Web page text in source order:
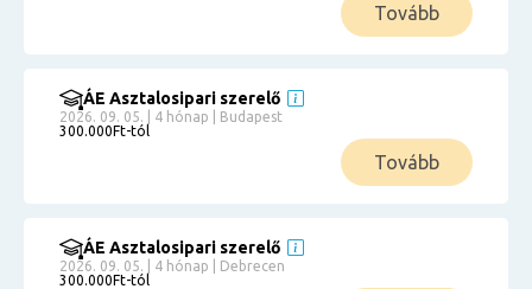
Tovább
ÁE Asztalosipari szerelő
2026. 09. 05. | 4 hónap | Budapest
300.000Ft-tól
Tovább
ÁE Asztalosipari szerelő
2026. 09. 05. | 4 hónap | Debrecen
300.000Ft-tól